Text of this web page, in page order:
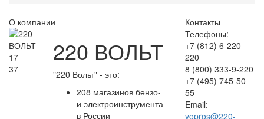
О компании
17
37
220 ВОЛЬТ
"220 Вольт" - это:
208 магазинов бензо-
и электроинструмента
в России
Контакты
Телефоны:
+7 (812) 6-220-
220
8 (800) 333-9-220
+7 (495) 745-50-
55
Email:
vopros@220-